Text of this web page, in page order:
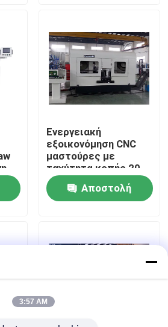
με
Ενεργειακή
εξοικονόμηση CNC
μαστούρες με
ταχύτητα κοπής 20-
100m/min
Αποστολή
3:57 AM